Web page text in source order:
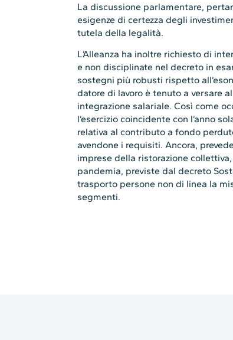
La discussione parlamentare,
esigenze di certezza degli
tutela della legalità.
L’Alleanza ha inoltre richiesto di
e non disciplinate nel decreto in
sostegni più robusti rispetto
datore di lavoro è tenuto a versare
integrazione salariale. Così come
l’esercizio coincidente con l’anno
relativa al contributo a fondo
avendone i requisiti. Ancora,
imprese della ristorazione
pandemia, previste dal decreto
trasporto persone non di linea la
segmenti.